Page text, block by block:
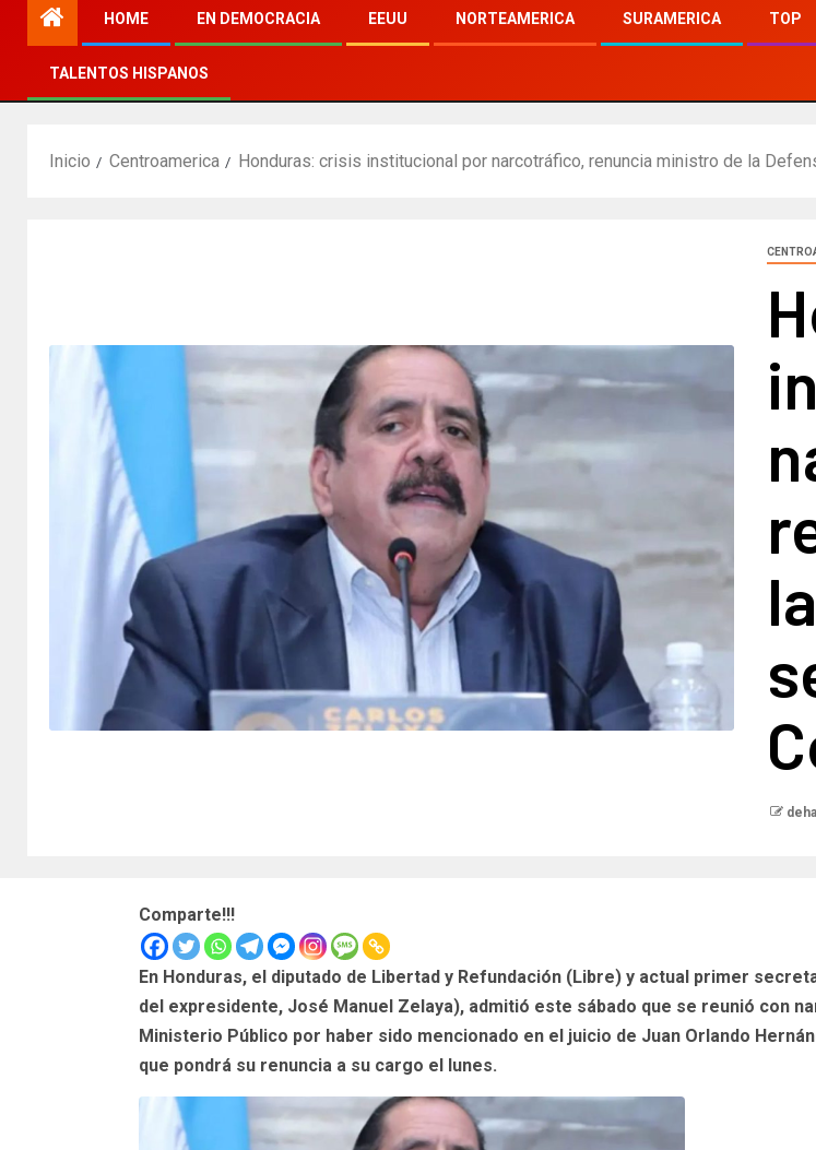
HOME EN DEMOCRACIA EEUU NORTEAMERICA SURAMERICA TOP
TALENTOS HISPANOS
Inicio Centroamerica Honduras: crisis institucional por narcotráfico, renuncia ministro de la
Comparte!!!
En Honduras, el diputado de Libertad y Refundación (Libre) y actual primer
del expresidente, José Manuel Zelaya), admitió este sábado que se reunió con
Ministerio Público por haber sido mencionado en el juicio de Juan Orlando
que pondrá su renuncia a su cargo el lunes.